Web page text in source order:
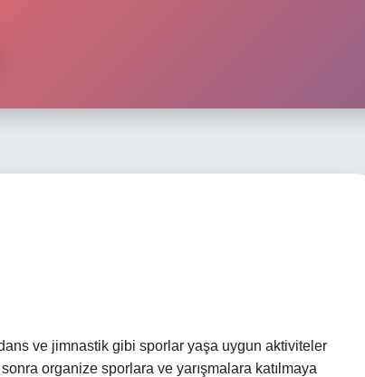
ve jimnastik gibi sporlar yaşa uygun aktiviteler
organize sporlara ve yarışmalara katılmaya